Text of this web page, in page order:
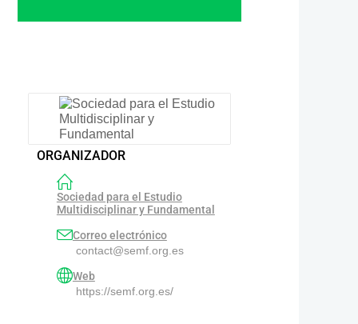
ORGANIZADOR
Sociedad para el Estudio
Multidisciplinar y Fundamental
Correo electrónico
contact@semf.org.es
Web
https://semf.org.es/